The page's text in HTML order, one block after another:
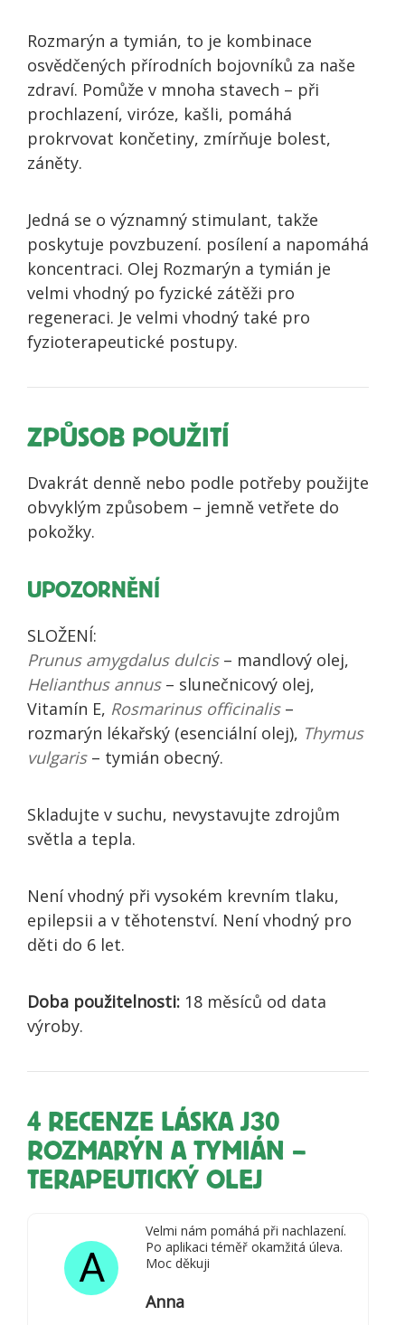
Rozmarýn a tymián, to je kombinace
osvědčených přírodních bojovníků za naše
zdraví. Pomůže v mnoha stavech – při
prochlazení, viróze, kašli, pomáhá
prokrvovat končetiny, zmírňuje bolest,
záněty.
Jedná se o významný stimulant, takže
poskytuje povzbuzení. posílení a napomáhá
koncentraci. Olej Rozmarýn a tymián je
velmi vhodný po fyzické zátěži pro
regeneraci. Je velmi vhodný také pro
fyzioterapeutické postupy.
ZPŮSOB POUŽITÍ
Dvakrát denně nebo podle potřeby použijte
obvyklým způsobem – jemně vetřete do
pokožky.
UPOZORNĚNÍ
SLOŽENÍ:
Prunus amygdalus dulcis– mandlový olej,
Helianthus annus– slunečnicový olej,
Vitamín E, Rosmarinus officinalis–
rozmarýn lékařský (esenciální olej), Thymus
vulgaris– tymián obecný.
Skladujte v suchu, nevystavujte zdrojům
světla a tepla.
Není vhodný při vysokém krevním tlaku,
epilepsii a v těhotenství. Není vhodný pro
děti do 6 let.
Doba použitelnosti: 18 měsíců od data
výroby.
4 RECENZE LÁSKA J30
ROZMARÝN A TYMIÁN –
TERAPEUTICKÝ OLEJ
A
Velmi nám pomáhá při nachlazení.
Po aplikaci téměř okamžitá úleva.
Moc děkuji
Anna